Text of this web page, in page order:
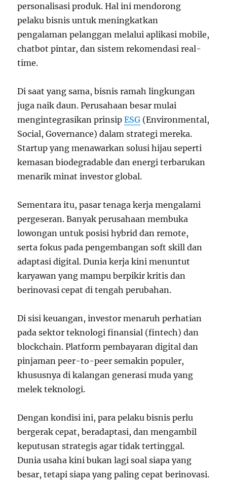
personalisasi produk. Hal ini mendorong
pelaku bisnis untuk meningkatkan
pengalaman pelanggan melalui aplikasi mobile,
chatbot pintar, dan sistem rekomendasi real-
time.
Di saat yang sama, bisnis ramah lingkungan
juga naik daun. Perusahaan besar mulai
mengintegrasikan prinsipESG (Environmental,
Social, Governance) dalam strategi mereka.
Startup yang menawarkan solusi hijau seperti
kemasan biodegradable dan energi terbarukan
menarik minat investor global.
Sementara itu, pasar tenaga kerja mengalami
pergeseran. Banyak perusahaan membuka
lowongan untuk posisi hybrid dan remote,
serta fokus pada pengembangan soft skill dan
adaptasi digital. Dunia kerja kini menuntut
karyawan yang mampu berpikir kritis dan
berinovasi cepat di tengah perubahan.
Di sisi keuangan, investor menaruh perhatian
pada sektor teknologi finansial (fintech) dan
blockchain. Platform pembayaran digital dan
pinjaman peer-to-peer semakin populer,
khususnya di kalangan generasi muda yang
melek teknologi.
Dengan kondisi ini, para pelaku bisnis perlu
bergerak cepat, beradaptasi, dan mengambil
keputusan strategis agar tidak tertinggal.
Dunia usaha kini bukan lagi soal siapa yang
besar, tetapi siapa yang paling cepat berinovasi.